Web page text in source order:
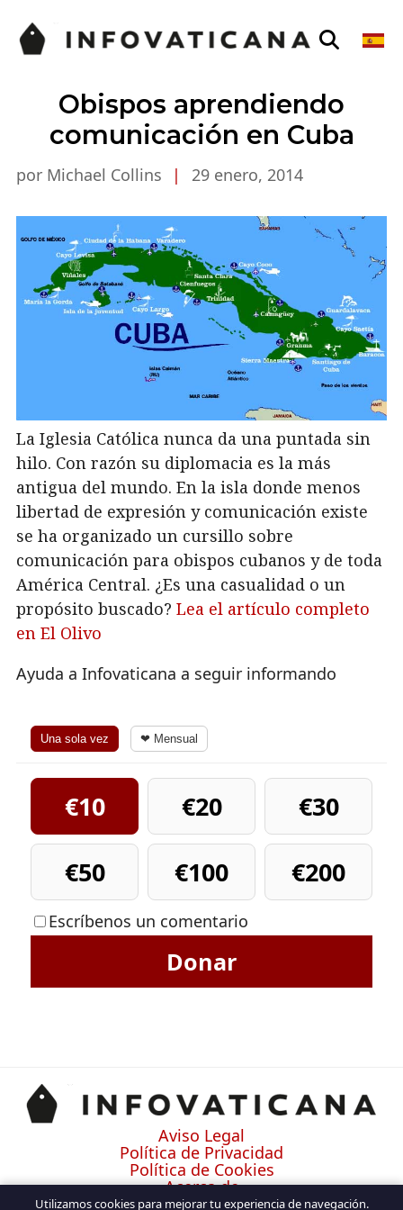
Obispos aprendiendo
comunicación en Cuba
por Michael Collins | 29 enero, 2014
La Iglesia Católica nunca da una puntada sin
hilo. Con razón su diplomacia es la más
antigua del mundo. En la isla donde menos
libertad de expresión y comunicación existe
se ha organizado un cursillo sobre
comunicación para obispos cubanos y de toda
América Central. ¿Es una casualidad o un
propósito buscado? Lea el artículo completo
en El Olivo
Ayuda a Infovaticana a seguir informando
Una sola vez ❤ Mensual
€10 €20
€30
€50
€100 €200
Escríbenos un comentario
Donar
Aviso Legal
Política de Privacidad
Política de Cookies
Acerca de
Contacto
Utilizamos cookies para mejorar tu experiencia de navegación.